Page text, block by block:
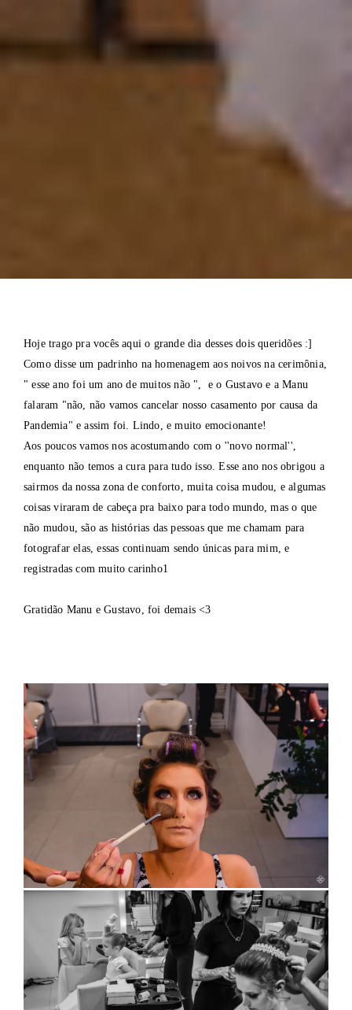
Hoje trago pra vocês aqui o grande dia desses dois queridões :]
Como disse um padrinho na homenagem aos noivos na cerimônia,
" esse ano foi um ano de muitos não ", e o Gustavo e a Manu
falaram "não, não vamos cancelar nosso casamento por causa da
Pandemia" e assim foi. Lindo, e muito emocionante!
Aos poucos vamos nos acostumando com o ''novo normal'',
enquanto não temos a cura para tudo isso. Esse ano nos obrigou a
sairmos da nossa zona de conforto, muita coisa mudou, e algumas
coisas viraram de cabeça pra baixo para todo mundo, mas o que
não mudou, são as histórias das pessoas que me chamam para
fotografar elas, essas continuam sendo únicas para mim, e
registradas com muito carinho1
Gratidão Manu e Gustavo, foi demais <3